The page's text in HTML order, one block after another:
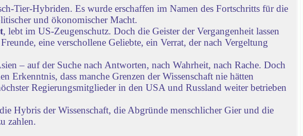
Tier-Hybriden. Es wurde erschaffen im Namen des Fortschritts für die
und ökonomischer Macht.
, lebt im US-Zeugenschutz. Doch die Geister der Vergangenheit lassen
eine verschollene Geliebte, ein Verrat, der nach Vergeltung
– auf der Suche nach Antworten, nach Wahrheit, nach Rache. Doch
Erkenntnis, dass manche Grenzen der Wissenschaft nie hätten
Regierungsmitglieder in den USA und Russland weiter betrieben
Hybris der Wissenschaft, die Abgründe menschlicher Gier und die
zahlen.